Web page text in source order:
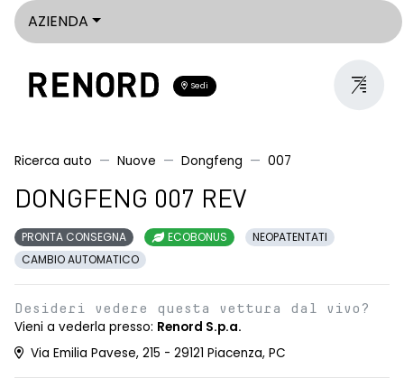
AZIENDA
Sedi
Ricerca auto Nuove Dongfeng 007
DONGFENG 007 REV
PRONTA CONSEGNA ECOBONUS
NEOPATENTATI
CAMBIO AUTOMATICO
Desideri vedere questa vettura dal vivo?
Vieni a vederla presso: Renord S.p.a.
Via Emilia Pavese, 215 - 29121 Piacenza, PC